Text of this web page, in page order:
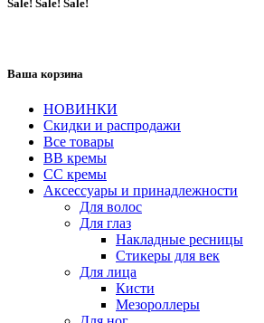
Sale! Sale! Sale!
Ваша корзина
НОВИНКИ
Скидки и распродажи
Все товары
BB кремы
CC кремы
Аксессуары и принадлежности
Для волос
Для глаз
Накладные ресницы
Стикеры для век
Для лица
Кисти
Мезороллеры